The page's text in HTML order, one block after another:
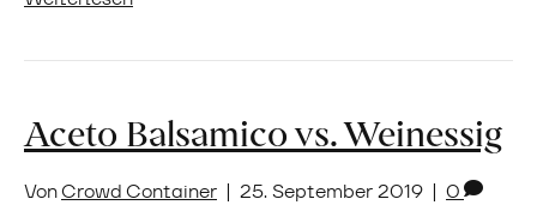
Aceto Balsamico vs. Weinessig
VonCrowd Container | 25. September 2019 | 0